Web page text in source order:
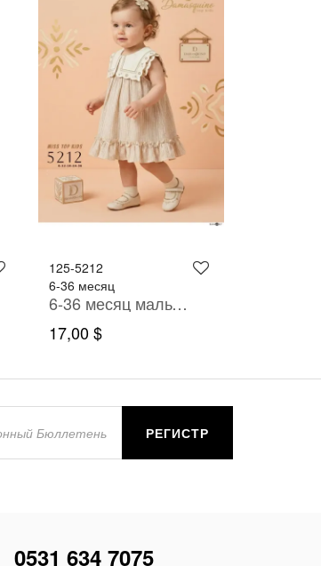
125-5212
6-36 месяц
6-36 месяц мальчик Футболка рубашка брюки костюм
17,00 $
РЕГИСТР
0531 634 7075